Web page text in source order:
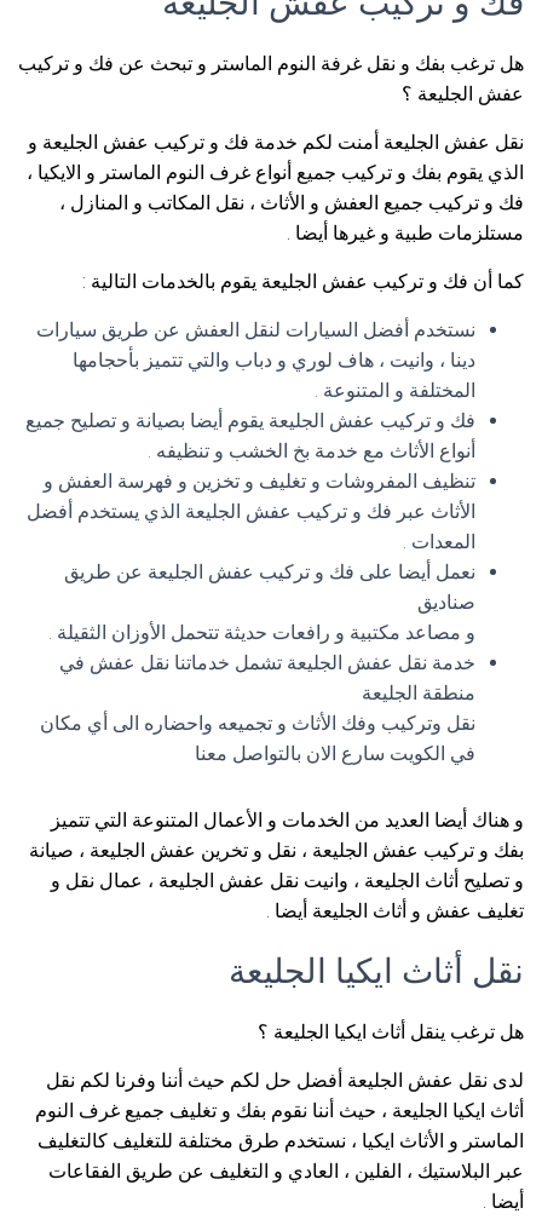
هل ترغب بفك و نقل غرفة النوم الماستر و تبحث عن فك و تركيب
عفش الجليعة ؟
نقل عفش الجليعة أمنت لكم خدمة فك و تركيب عفش الجليعة و
الذي يقوم بفك و تركيب جميع أنواع غرف النوم الماستر و الايكيا ،
فك و تركيب جميع العفش و الأثاث ، نقل المكاتب و المنازل ،
مستلزمات طبية و غيرها أيضا .
كما أن فك و تركيب عفش الجليعة يقوم بالخدمات التالية :
نستخدم أفضل السيارات لنقل العفش عن طريق سيارات
دينا ، وانيت ، هاف لوري و دباب والتي تتميز بأحجامها
المختلفة و المتنوعة .
فك و تركيب عفش الجليعة يقوم أيضا بصيانة و تصليح جميع
أنواع الأثاث مع خدمة بخ الخشب و تنظيفه .
تنظيف المفروشات و تغليف و تخزين و فهرسة العفش و
الأثاث عبر فك و تركيب عفش الجليعة الذي يستخدم أفضل
المعدات .
نعمل أيضا على فك و تركيب عفش الجليعة عن طريق
صناديق
و مصاعد مكتبية و رافعات حديثة تتحمل الأوزان الثقيلة .
خدمة نقل عفش الجليعة تشمل خدماتنا نقل عفش في
منطقة الجليعة
نقل وتركيب وفك الأثاث و تجميعه واحضاره الى أي مكان
في الكويت سارع الان بالتواصل معنا
و هناك أيضا العديد من الخدمات و الأعمال المتنوعة التي تتميز
بفك و تركيب عفش الجليعة ، نقل و تخرين عفش الجليعة ، صيانة
و تصليح أثاث الجليعة ، وانيت نقل عفش الجليعة ، عمال نقل و
تغليف عفش و أثاث الجليعة أيضا .
نقل أثاث ايكيا الجليعة
هل ترغب ينقل أثاث ايكيا الجليعة ؟
لدى نقل عفش الجليعة أفضل حل لكم حيث أننا وفرنا لكم نقل
أثاث ايكيا الجليعة ، حيث أننا نقوم بفك و تغليف جميع غرف النوم
الماستر و الأثاث ايكيا ، نستخدم طرق مختلفة للتغليف كالتغليف
عبر البلاستيك ، الفلين ، العادي و التغليف عن طريق الفقاعات
أيضا .